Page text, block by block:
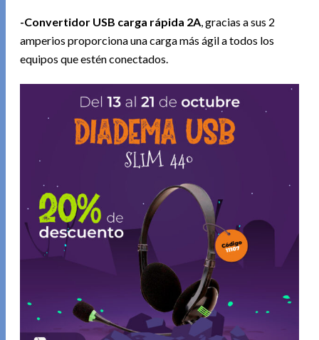
-Convertidor USB carga rápida 2A , gracias a sus 2
amperios proporciona una carga más ágil a todos los
equipos que estén conectados.